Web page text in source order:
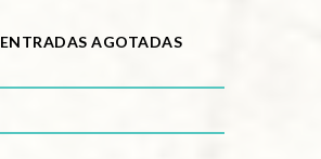
ENTRADAS AGOTADAS